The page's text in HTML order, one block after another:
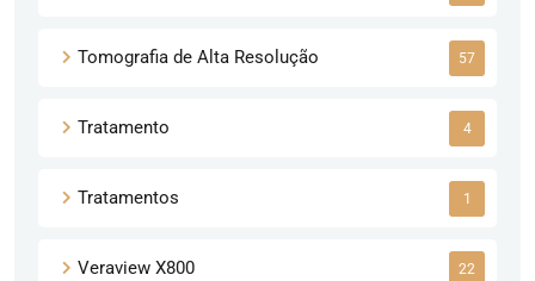
Tomografia de Alta Resolução 57
Tratamento 4
Tratamentos 1
Veraview X800 22